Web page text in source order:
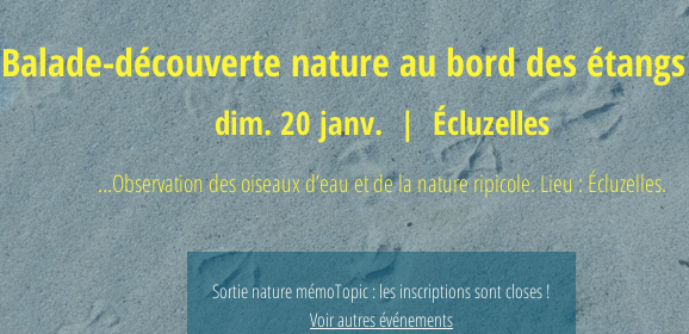
Balade-découverte nature au bord des
dim. 20 janv.
  |
Écluzelles
...Observation des oiseaux d’eau et de la nature ripicole. Lieu : Écluzelles.
Sortie nature mémoTopic : les inscriptions sont closes !
Voir autres événements